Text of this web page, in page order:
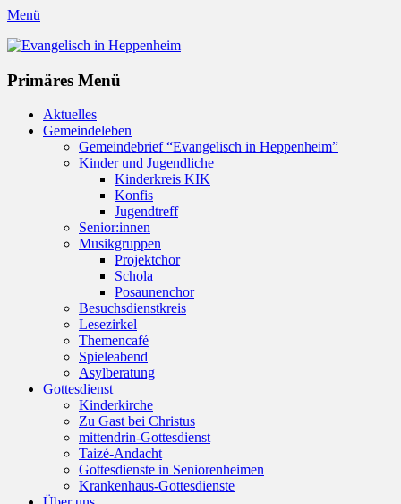
Menü
Evangelisch in Heppenheim
Primäres Menü
Zum
Inhalt
Aktuelles
Gemeindeleben
Gemeindebrief “Evangelisch in Heppenheim”
Kinder und Jugendliche
Kinderkreis KIK
Konfis
Jugendtreff
Senior:innen
Musikgruppen
Projektchor
Schola
Posaunenchor
Besuchsdienstkreis
Lesezirkel
Themencafé
Spieleabend
Asylberatung
Gottesdienst
Kinderkirche
Zu Gast bei Christus
mittendrin-Gottesdienst
Taizé-Andacht
Gottesdienste in Seniorenheimen
Krankenhaus-Gottesdienste